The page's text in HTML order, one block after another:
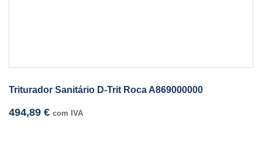
Triturador Sanitário D-Trit Roca A869000000
494,89 € com IVA